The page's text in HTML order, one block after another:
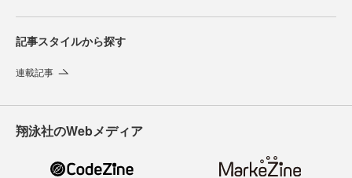
記事スタイルから探す
連載記事
翔泳社のWebメディア